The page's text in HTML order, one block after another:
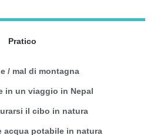
Pratico
/ mal di montagna
in un viaggio in Nepal
il cibo in natura
acqua potabile in natura